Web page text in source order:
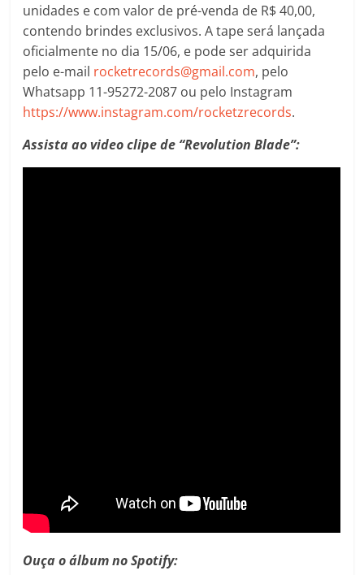
unidades e com valor de pré-venda de R$ 40,00,
contendo brindes exclusivos. A tape será lançada
oficialmente no dia 15/06, e pode ser adquirida
pelo e-mail rocketrecords@gmail.com, pelo
Whatsapp 11-95272-2087 ou pelo Instagram
https://www.instagram.com/rocketzrecords.
Assista ao video clipe de “Revolution Blade”:
Ouça o álbum no Spotify: